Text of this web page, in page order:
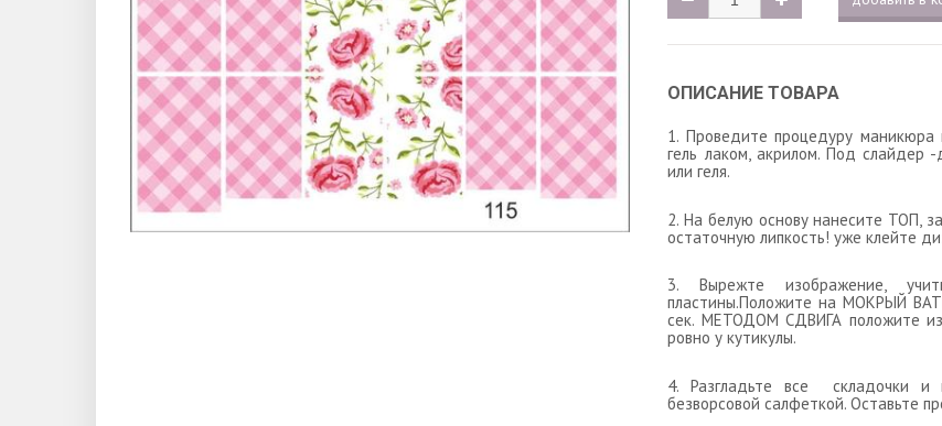
ОПИСАНИЕ ТОВАРА
1. Проведите процедуру
гель лаком, акрилом. Под слайдер
или геля.
2. На белую основу нанесите ТОП,
остаточную липкость! уже клейте
3. Вырежте изображение,
пластины.Положите на МОКРЫЙ
сек. МЕТОДОМ СДВИГА положите
ровно у кутикулы.
4. Разгладьте все складочки
безворсовой салфеткой. Оставьте